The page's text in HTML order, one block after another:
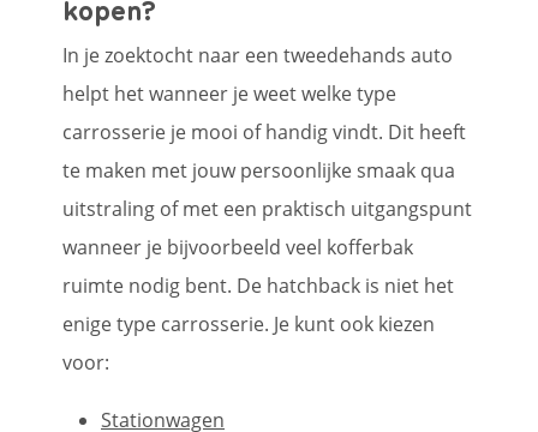
In je zoektocht naar een tweedehands auto
helpt het wanneer je weet welke type
carrosserie je mooi of handig vindt. Dit heeft
te maken met jouw persoonlijke smaak qua
uitstraling of met een praktisch uitgangspunt
wanneer je bijvoorbeeld veel kofferbak
ruimte nodig bent. De hatchback is niet het
enige type carrosserie. Je kunt ook kiezen
voor:
Stationwagen